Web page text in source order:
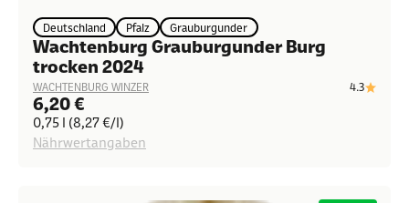
Deutschland Pfalz Grauburgunder
Wachtenburg Grauburgunder Burg
trocken 2024
WACHTENBURG WINZER 4.3
Angebot
6,20 €
0,75 l (8,27 €/l)
Nährwertangaben